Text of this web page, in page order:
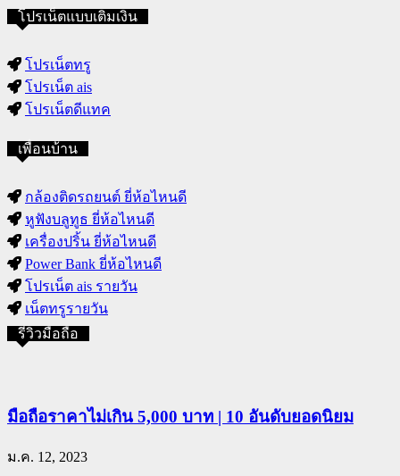
โปรเน็ตแบบเติมเงิน
โปรเน็ตทรู
โปรเน็ต ais
โปรเน็ตดีแทค
เพื่อนบ้าน
กล้องติดรถยนต์ ยี่ห้อไหนดี
หูฟังบลูทูธ ยี่ห้อไหนดี
เครื่องปริ้น ยี่ห้อไหนดี
Power Bank ยี่ห้อไหนดี
โปรเน็ต ais รายวัน
เน็ตทรูรายวัน
รีวิวมือถือ
มือถือราคาไม่เกิน 5,000 บาท | 10 อันดับยอดนิยม
ม.ค. 12, 2023